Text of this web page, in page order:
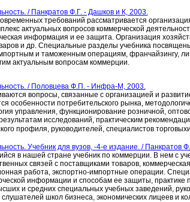
/ Панкратов Ф.Г. - Дашков и К, 2003.
требований рассматривается
актуальных вопросов коммерческой
информация и ее защита. Организация
и др. Специальные разделы учебника
и таможенным операциям, франчайзингу,
актуальным вопросам коммерции.
/ Половцева Ф.П. - Инфра-М, 2003.
вопросы, связанные с организацией и
особенности потребительского рынка,
управления, функционирование розничной,
исследований, практическим
профиля, руководителей, специалистов
Учебник для вузов, -4-е издание. / Панкратов
в нашей стране учебник по коммерции. В нем с
связей с поставщиками товаров,
работа, экспортно-импортные операции.
информации и способам ее защиты,
и средних специальных учебных заведений,
школ бизнеса, экономических лицеев и